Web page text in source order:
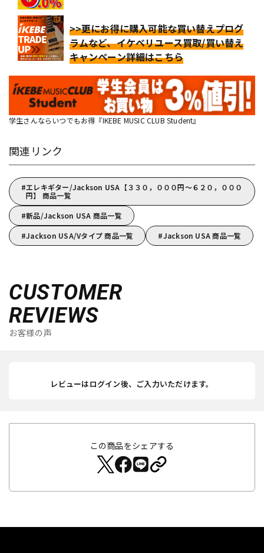
>>更にお得に購入可能な買い替えプログ
ラムなど、イケベリユース買取/買い替え
キャンペーン詳細はこちら
学生さんならいつでもお得『IKEBE MUSIC CLUB Student』
関連リンク
エレキギター/Jackson USA【３３０，０００円～６２０，０００
円】 商品一覧
新品/Jackson USA 商品一覧
Jackson USA/Vタイプ 商品一覧
Jackson USA 商品一覧
CUSTOMER
REVIEWS
お客様の声
レビューはログイン後、ご入力いただけます。
この商品をシェアする